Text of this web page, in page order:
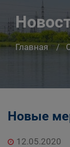
Главная
Новые
12.05.2020